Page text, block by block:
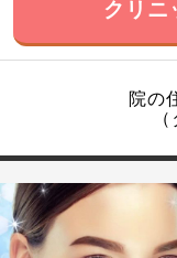
クリニ
院の